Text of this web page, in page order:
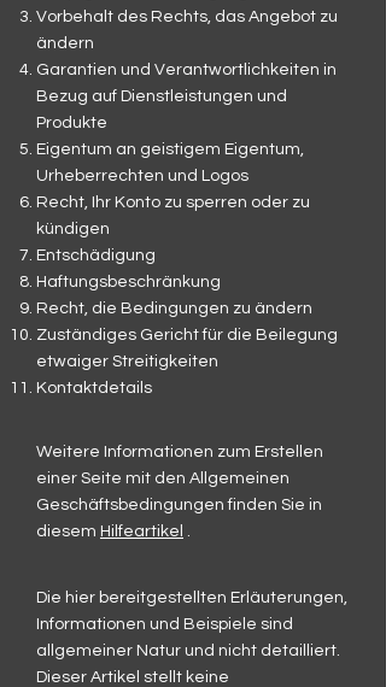
Vorbehalt des Rechts, das Angebot zu
ändern
Garantien und Verantwortlichkeiten in
Bezug auf Dienstleistungen und
Produkte
Eigentum an geistigem Eigentum,
Urheberrechten und Logos
Recht, Ihr Konto zu sperren oder zu
kündigen
Entschädigung
Haftungsbeschränkung
Recht, die Bedingungen zu ändern
Zuständiges Gericht für die Beilegung
etwaiger Streitigkeiten
Kontaktdetails
Weitere Informationen zum Erstellen
einer Seite mit den Allgemeinen
Geschäftsbedingungen finden Sie in
diesem Hilfeartikel
Die hier bereitgestellten Erläuterungen,
Informationen und Beispiele sind
allgemeiner Natur und nicht detailliert.
Dieser Artikel stellt keine